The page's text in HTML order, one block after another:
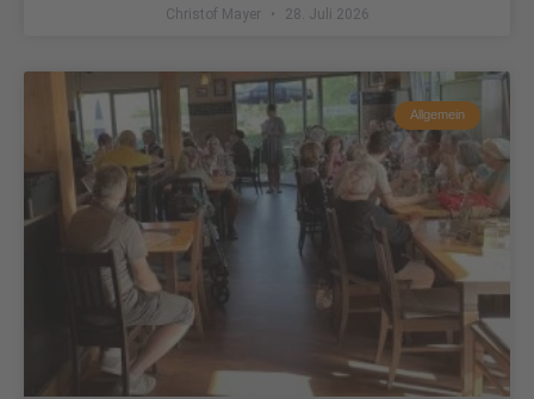
Christof Mayer 28. Juli 2026
Allgemein